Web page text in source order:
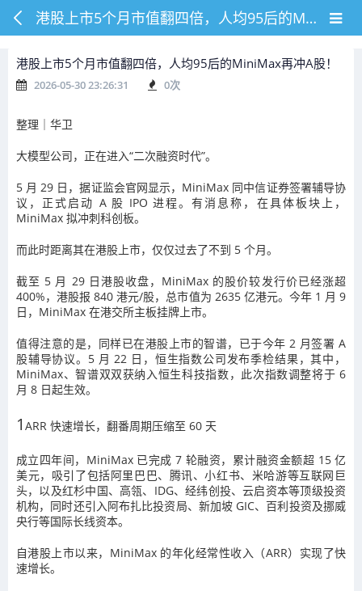
港股上市5个月市值翻四倍，人均95后的MiniMax再冲A股！
港股上市5个月市值翻四倍，人均95后的MiniMax再冲A股！
2026-05-30 23:26:31 0次
整理｜华卫
大模型公司，正在进入“二次融资时代”。
5 月 29 日，据证监会官网显示，MiniMax 同中信证券签署辅导协
议，正式启动 A 股 IPO 进程。有消息称，在具体板块上，
MiniMax 拟冲刺科创板。
而此时距离其在港股上市，仅仅过去了不到 5 个月。
截至 5 月 29 日港股收盘，MiniMax 的股价较发行价已经涨超
400%，港股报 840 港元/股，总市值为 2635 亿港元。今年 1 月 9
日，MiniMax 在港交所主板挂牌上市。
值得注意的是，同样已在港股上市的智谱，已于今年 2 月签署 A
股辅导协议。5 月 22 日，恒生指数公司发布季检结果，其中，
MiniMax、智谱双双获纳入恒生科技指数，此次指数调整将于 6
月 8 日起生效。
1 ARR 快速增长，翻番周期压缩至 60 天
成立四年间，MiniMax 已完成 7 轮融资，累计融资金额超 15 亿
美元，吸引了包括阿里巴巴、腾讯、小红书、米哈游等互联网巨
头，以及红杉中国、高瓴、IDG、经纬创投、云启资本等顶级投资
机构，同时还引入阿布扎比投资局、新加坡 GIC、百利投资及挪威
央行等国际长线资本。
自港股上市以来，MiniMax 的年化经常性收入（ARR）实现了快
速增长。